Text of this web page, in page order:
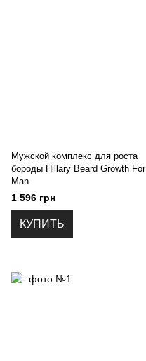
Мужской комплекс для роста
бороды Hillary Beard Growth For
Man
1 596 грн
КУПИТЬ